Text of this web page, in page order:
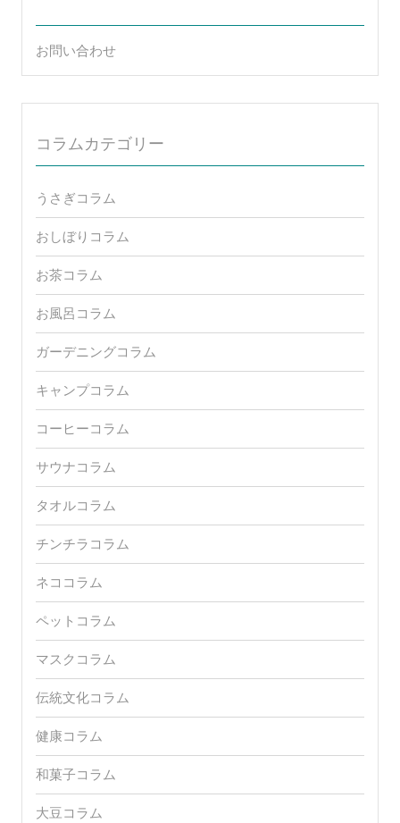
お問い合わせ
コラムカテゴリー
うさぎコラム
おしぼりコラム
お茶コラム
お風呂コラム
ガーデニングコラム
キャンプコラム
コーヒーコラム
サウナコラム
タオルコラム
チンチラコラム
ネココラム
ペットコラム
マスクコラム
伝統文化コラム
健康コラム
和菓子コラム
大豆コラム